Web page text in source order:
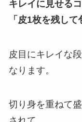
キレイに見せる
「皮1枚を残して
皮目にキレイな
なります。
切り身を重ねて